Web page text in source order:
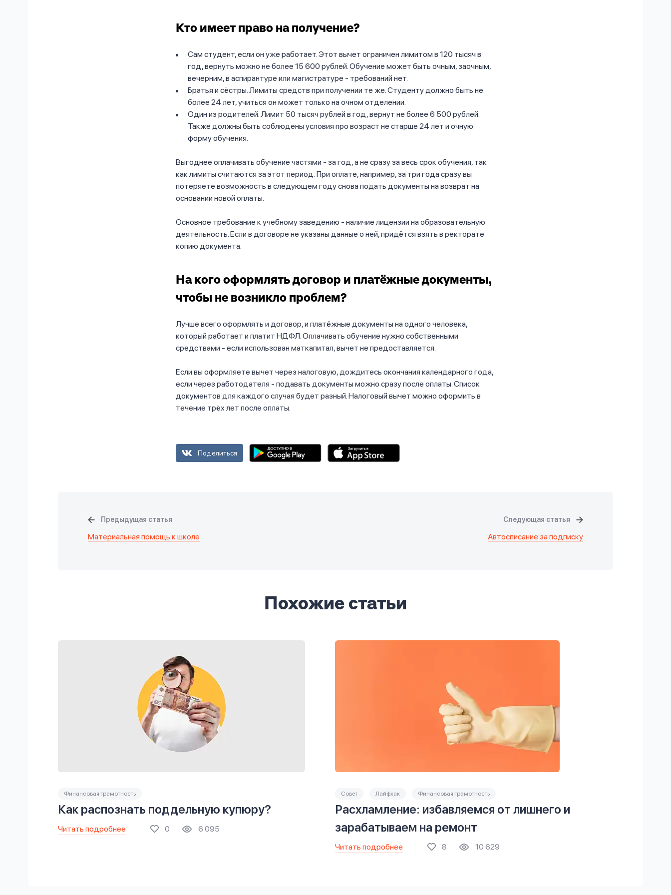
Кто имеет право на получение?
Сам студент, если он уже работает. Этот вычет ограничен лимитом в 120 тысяч в
год, вернуть можно не более 15 600 рублей. Обучение может быть очным, заочным,
вечерним, в аспирантуре или магистратуре - требований нет.
Братья и сёстры. Лимиты средств при получении те же. Студенту должно быть не
более 24 лет, учиться он может только на очном отделении.
Один из родителей. Лимит 50 тысяч рублей в год, вернут не более 6 500 рублей.
Также должны быть соблюдены условия про возраст не старше 24 лет и очную
форму обучения.
Выгоднее оплачивать обучение частями - за год, а не сразу за весь срок обучения, так
как лимиты считаются за этот период. При оплате, например, за три года сразу вы
потеряете возможность в следующем году снова подать документы на возврат на
основании новой оплаты.
Основное требование к учебному заведению - наличие лицензии на образовательную
деятельность. Если в договоре не указаны данные о ней, придётся взять в ректорате
копию документа.
На кого оформлять договор и платёжные документы,
чтобы не возникло проблем?
Лучше всего оформлять и договор, и платёжные документы на одного человека,
который работает и платит НДФЛ. Оплачивать обучение нужно собственными
средствами - если использован маткапитал, вычет не предоставляется.
Если вы оформляете вычет через налоговую, дождитесь окончания календарного года,
если через работодателя - подавать документы можно сразу после оплаты. Список
документов для каждого случая будет разный. Налоговый вычет можно оформить в
течение трёх лет после оплаты.
Поделиться
Предыдущая статья
Материальная помощь к школе
Следующая статья
Автосписание за подписку
Похожие статьи
Финансовая грамотность
Как распознать поддельную купюру?
Читать подробнее 0 6 095
Совет Лайфхак Финансовая грамотность
Расхламление: избавляемся от лишнего и
зарабатываем на ремонт
Читать подробнее 8 10 629